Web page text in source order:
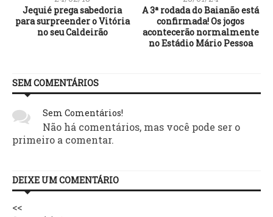
Jequié prega sabedoria
para surpreender o Vitória
no seu Caldeirão
A 3ª rodada do Baianão está
confirmada! Os jogos
acontecerão normalmente
no Estádio Mário Pessoa
SEM COMENTÁRIOS
Sem Comentários!
Não há comentários, mas você pode ser o
primeiro a comentar.
DEIXE UM COMENTÁRIO
<<